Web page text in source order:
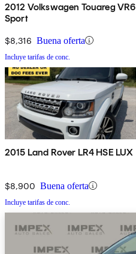
2012 Volkswagen Touareg VR6
Sport
$8,316 Buena oferta
Incluye tarifas de conc.
2015 Land Rover LR4 HSE LUX
$8,900 Buena oferta
Incluye tarifas de conc.